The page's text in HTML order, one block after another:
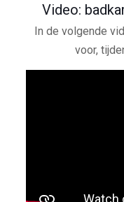
Video:
In de volgende
voor,